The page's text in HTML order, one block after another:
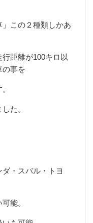
この２種類しかあ
行距離が100キロ以
の事を
た。
・スバル・トヨ
能。